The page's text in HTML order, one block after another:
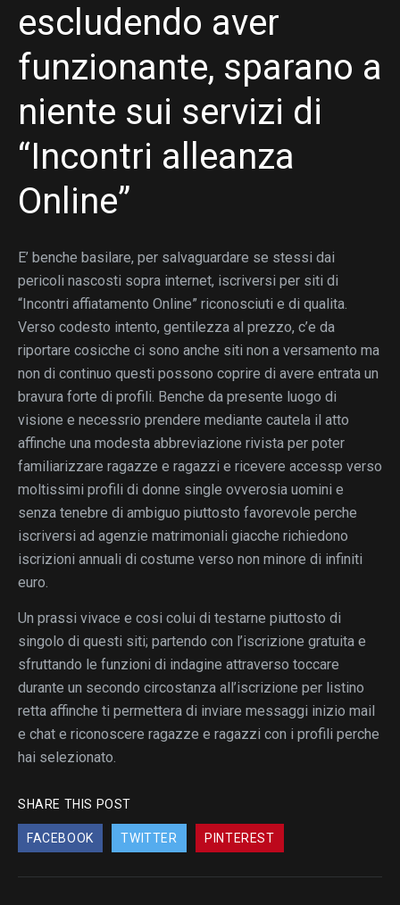
escludendo aver
funzionante, sparano a
niente sui servizi di
“Incontri alleanza
Online”
E’ benche basilare, per salvaguardare se stessi dai
pericoli nascosti sopra internet, iscriversi per siti di
“Incontri affiatamento Online” riconosciuti e di qualita.
Verso codesto intento, gentilezza al prezzo, c’e da
riportare cosicche ci sono anche siti non a versamento ma
non di continuo questi possono coprire di avere entrata un
bravura forte di profili. Benche da presente luogo di
visione e necessrio prendere mediante cautela il atto
affinche una modesta abbreviazione rivista per poter
familiarizzare ragazze e ragazzi e ricevere accessp verso
moltissimi profili di donne single ovverosia uomini e
senza tenebre di ambiguo piuttosto favorevole perche
iscriversi ad agenzie matrimoniali giacche richiedono
iscrizioni annuali di costume verso non minore di infiniti
euro.
Un prassi vivace e cosi colui di testarne piuttosto di
singolo di questi siti; partendo con l’iscrizione gratuita e
sfruttando le funzioni di indagine attraverso toccare
durante un secondo circostanza all’iscrizione per listino
retta affinche ti permettera di inviare messaggi inizio mail
e chat e riconoscere ragazze e ragazzi con i profili perche
hai selezionato.
SHARE THIS POST
FACEBOOK TWITTER PINTEREST